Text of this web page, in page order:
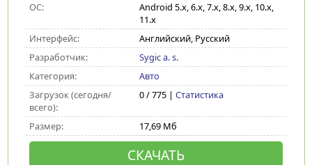
ОС:
Android 5.x, 6.x, 7.x, 8.x, 9.x, 10.x,
11.x
Интерфейс:
Английский, Русский
Разработчик:
Sygic a. s.
Категория:
Авто
Загрузок (сегодня/
всего):
0 / 775 | Статистика
Размер: 17,69 Мб
СКАЧАТЬ